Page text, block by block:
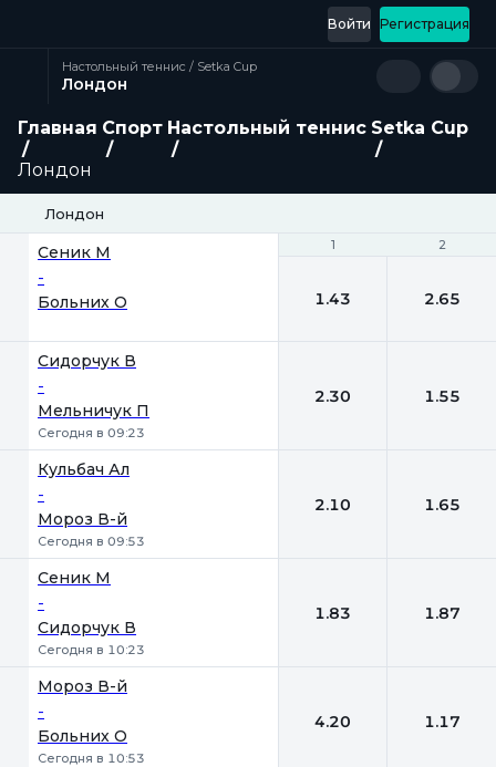
Регистрация
Войти
Настольный теннис / Setka Cup
Лондон
Главная Спорт Настольный теннис Setka Cup
Лондон
Лондон
1 2
Сеник М
-
Больних О
1 2
1.43 2.65
Сидорчук В
-
Мельничук П
Сегодня в 09:23
2.30 1.55
Кульбач Ал
-
Мороз В-й
Сегодня в 09:53
2.10 1.65
Сеник М
-
Сидорчук В
Сегодня в 10:23
1.83 1.87
Мороз В-й
-
Больних О
Сегодня в 10:53
4.20 1.17